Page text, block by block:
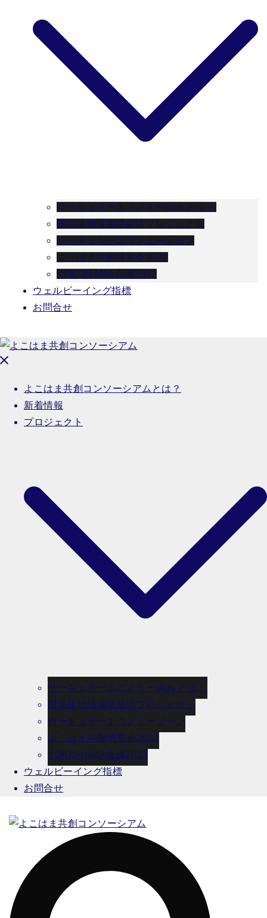
サーキュラーエコノミーplus とは？
横浜版地域循環経済プロジェクト
サーキュラーエコノミーゾーン
よこはま共創博覧会2022
YOKOHAMA会議2023
ウェルビーイング指標
お問合せ
よこはま共創コンソーシアムとは？
新着情報
プロジェクト
サーキュラーエコノミーplus とは？
横浜版地域循環経済プロジェクト
サーキュラーエコノミーゾーン
よこはま共創博覧会2022
YOKOHAMA会議2023
ウェルビーイング指標
お問合せ